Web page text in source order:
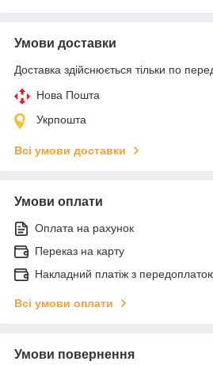
Умови доставки
Доставка здійснюється тільки по
Нова Пошта
Укрпошта
Всі умови доставки
Умови оплати
Оплата на рахунок
Переказ на карту
Накладний платіж з
Всі умови оплати
Умови повернення